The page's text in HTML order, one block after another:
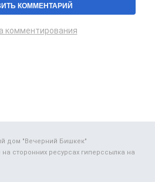
комментирования
дом "Вечерний Бишкек"
сторонних ресурсах гиперссылка на